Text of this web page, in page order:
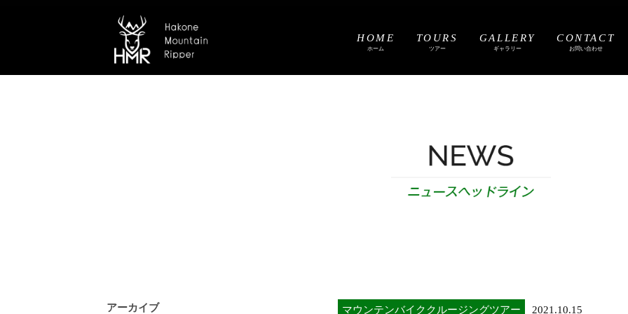
HOME
ホーム
TOURS
ツアー
GALLERY
ギャラリー
CONTACT
お問い合わせ
アーカイブ マウンテンバイククルージングツアー 2021.10.15